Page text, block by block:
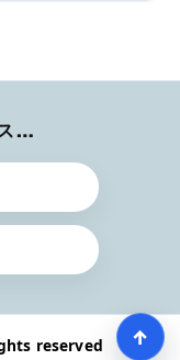
【看護師愛用率No1】ナースリーで人気の商品はコレ
reserved ↑